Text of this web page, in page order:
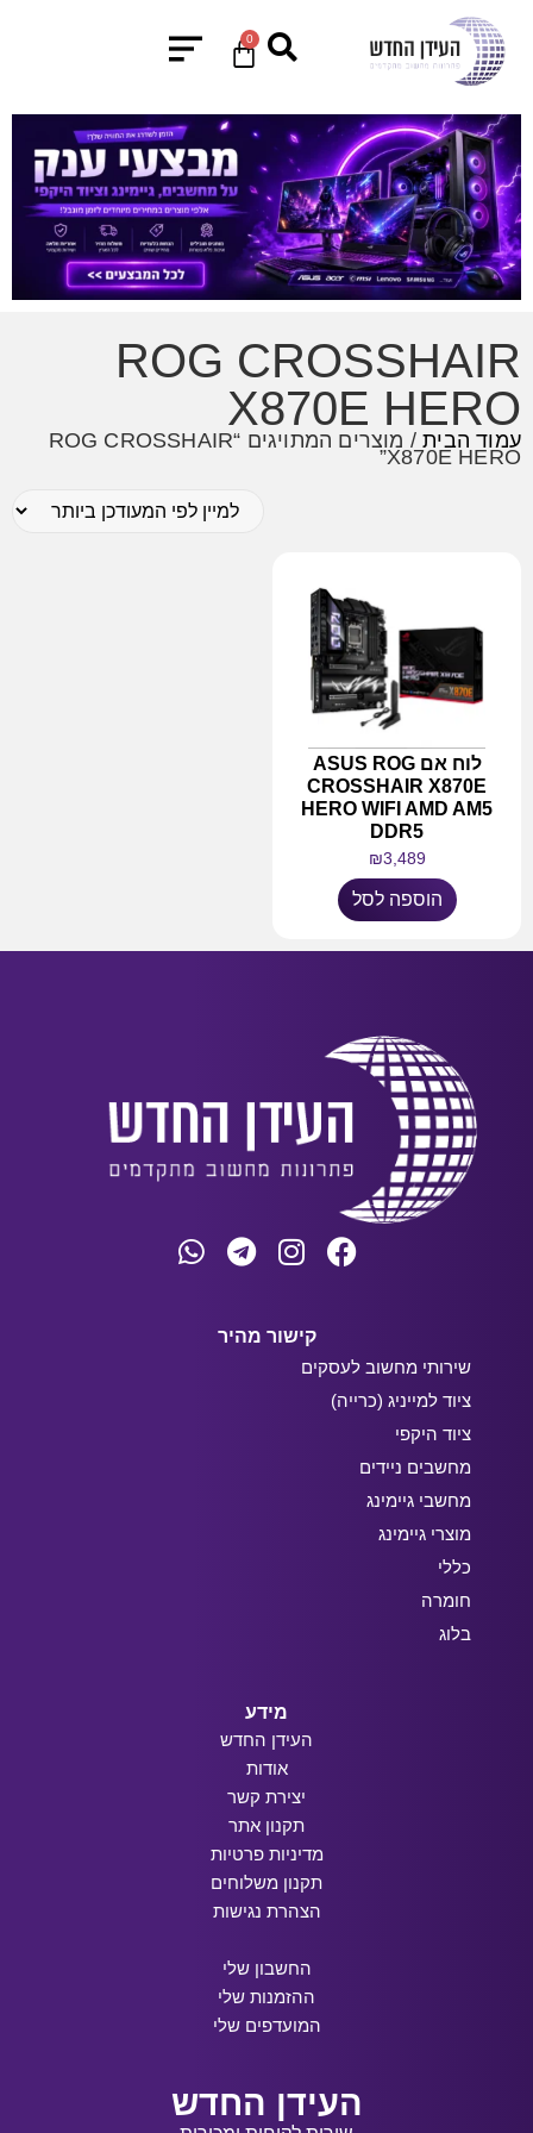
0
ROG CROSSHAIR
X870E HERO
עמוד הבית / מוצרים המתויגים “ROG CROSSHAIR
X870E HERO”
לוח אם ASUS ROG
CROSSHAIR X870E
HERO WIFI AMD AM5
DDR5
₪3,489
הוספה לסל
קישור מהיר
שירותי מחשוב לעסקים
ציוד למייניג (כרייה)
ציוד היקפי
מחשבים ניידים
מחשבי גיימינג
מוצרי גיימינג
כללי
חומרה
בלוג
מידע
העידן החדש
אודות
יצירת קשר
תקנון אתר
מדיניות פרטיות
תקנון משלוחים
הצהרת נגישות
החשבון שלי
ההזמנות שלי
המועדפים שלי
העידן החדש